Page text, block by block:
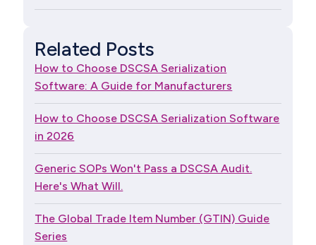
Related Posts
How to Choose DSCSA Serialization
Software: A Guide for Manufacturers
How to Choose DSCSA Serialization Software
in 2026
Generic SOPs Won't Pass a DSCSA Audit.
Here's What Will.
The Global Trade Item Number (GTIN) Guide
Series